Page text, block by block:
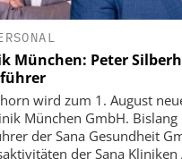
München: Peter
wird zum 1. August
München GmbH. Bislang
der Sana Gesundheit
der Sana Kliniken